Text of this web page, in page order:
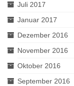
Juli 2017
Januar 2017
Dezember 2016
November 2016
Oktober 2016
September 2016